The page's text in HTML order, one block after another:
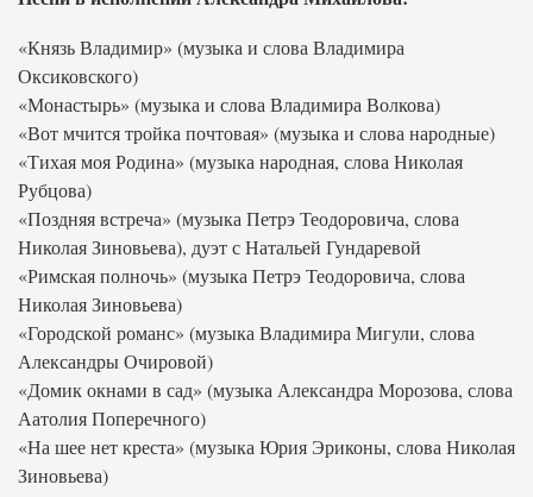
«Князь Владимир» (музыка и слова Владимира
Оксиковского)
«Монастырь» (музыка и слова Владимира Волкова)
«Вот мчится тройка почтовая» (музыка и слова народные)
«Тихая моя Родина» (музыка народная, слова Николая
Рубцова)
«Поздняя встреча» (музыка Петрэ Теодоровича, слова
Николая Зиновьева), дуэт с Натальей Гундаревой
«Римская полночь» (музыка Петрэ Теодоровича, слова
Николая Зиновьева)
«Городской романс» (музыка Владимира Мигули, слова
Александры Очировой)
«Домик окнами в сад» (музыка Александра Морозова, слова
Аатолия Поперечного)
«На шее нет креста» (музыка Юрия Эриконы, слова Николая
Зиновьева)